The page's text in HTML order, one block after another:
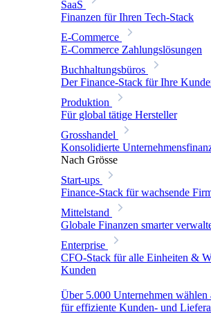
SaaS
Finanzen für Ihren Tech-Stack
E-Commerce
E-Commerce Zahlungslösungen
Buchhaltungsbüros
Der Finance-Stack für Ihre
Produktion
Für global tätige Hersteller
Grosshandel
Konsolidierte
Nach Grösse
Start-ups
Finance-Stack für wachsende
Mittelstand
Globale Finanzen smarter
Enterprise
CFO-Stack für alle Einheiten &
Kunden
Über 5.000 Unternehmen wählen
für effiziente Kunden- und